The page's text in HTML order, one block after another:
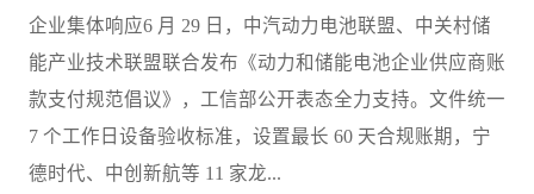
企业集体响应6 月 29 日，中汽动力电池联盟、中关村储
能产业技术联盟联合发布《动力和储能电池企业供应商账
款支付规范倡议》，工信部公开表态全力支持。文件统一
7 个工作日设备验收标准，设置最长 60 天合规账期，宁
德时代、中创新航等 11 家龙...